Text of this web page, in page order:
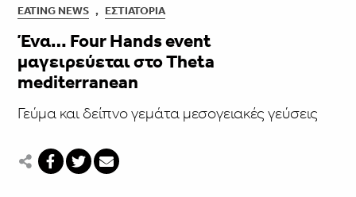
EATING NEWS , ΕΣΤΙΑΤΌΡΙΑ
Ένα… Four Hands event
μαγειρεύεται στο Theta
mediterranean
Γεύμα και δείπνο γεμάτα μεσογειακές γεύσεις